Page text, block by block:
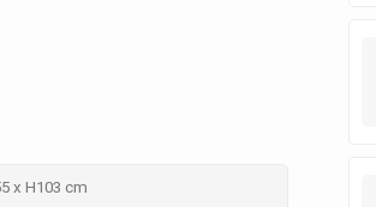
x H103 cm